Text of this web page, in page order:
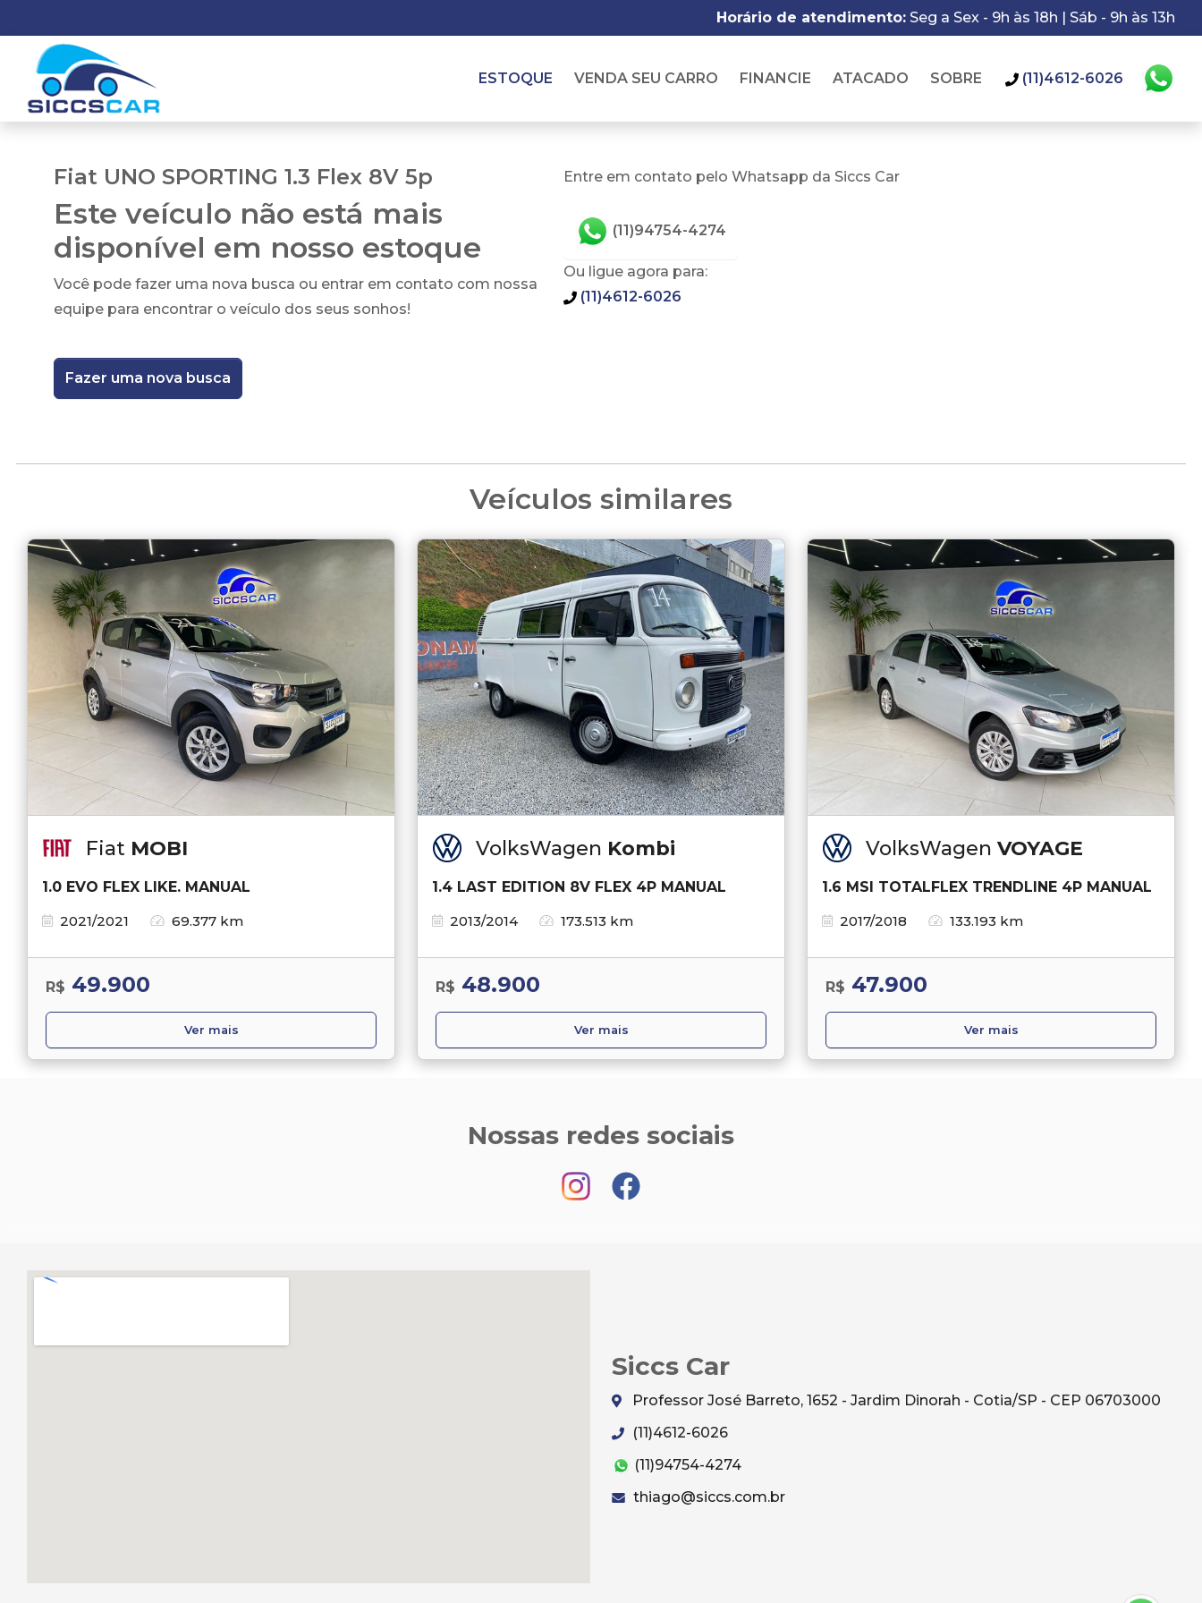
Horário de atendimento: Seg a Sex - 9h às 18h | Sáb - 9h às 13h
ESTOQUE VENDA SEU CARRO FINANCIE ATACADO SOBRE (11)4612-6026
Fiat UNO SPORTING 1.3 Flex 8V 5p
Este veículo não está mais
disponível em nosso estoque
Você pode fazer uma nova busca ou entrar em contato com nossa
equipe para encontrar o veículo dos seus sonhos!
Fazer uma nova busca
Entre em contato pelo Whatsapp da Siccs Car
(11)94754-4274
Ou ligue agora para:
(11)4612-6026
Veículos similares
Fiat MOBI
1.0 EVO FLEX LIKE. MANUAL
2021/2021
69.377 km
R$ 49.900
Ver mais
VolksWagen Kombi
1.4 LAST EDITION 8V FLEX 4P MANUAL
2013/2014
173.513 km
R$ 48.900
Ver mais
VolksWagen VOYAGE
1.6 MSI TOTALFLEX TRENDLINE 4P MANUAL
2017/2018
133.193 km
R$ 47.900
Ver mais
Nossas redes sociais
Siccs Car
Professor José Barreto, 1652 - Jardim Dinorah - Cotia/SP - CEP 06703000
(11)4612-6026
(11)94754-4274
thiago@siccs.com.br